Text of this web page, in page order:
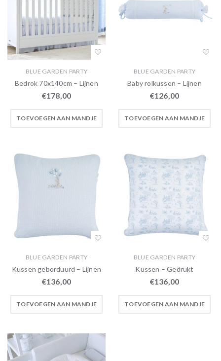
BLUE GARDEN PARTY
Bedrok 70x140cm – Lijnen
€178,00
TOEVOEGEN AAN MANDJE
BLUE GARDEN PARTY
Baby rolkussen – Lijnen
€126,00
TOEVOEGEN AAN MANDJE
BLUE GARDEN PARTY
Kussen geborduurd – Lijnen
€136,00
TOEVOEGEN AAN MANDJE
BLUE GARDEN PARTY
Kussen – Gedrukt
€136,00
TOEVOEGEN AAN MANDJE